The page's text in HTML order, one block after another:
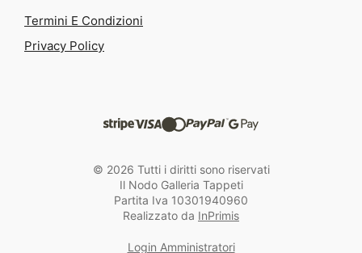
Termini E Condizioni
Privacy Policy
© 2026 Tutti i diritti sono riservati
Il Nodo Galleria Tappeti
Partita Iva 10301940960
Realizzato da InPrimis
Login Amministratori